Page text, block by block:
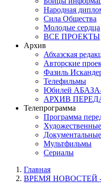
Народная
Сила Общества
Молодые сердца
ВСЕ ПРОЕКТЫ
Архив
Абхазская
Авторские
Фазиль
Телефильмы
Юбилей
АРХИВ
Телепрограмма
Программа
Мультфильмы
Сериалы
Главная
ВРЕМЯ НОВОСТЕЙ -